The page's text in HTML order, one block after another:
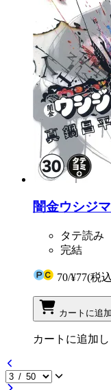
闇金ウシジ
タテ読み
完結
70/¥77(税
カートに追加
カートに追加